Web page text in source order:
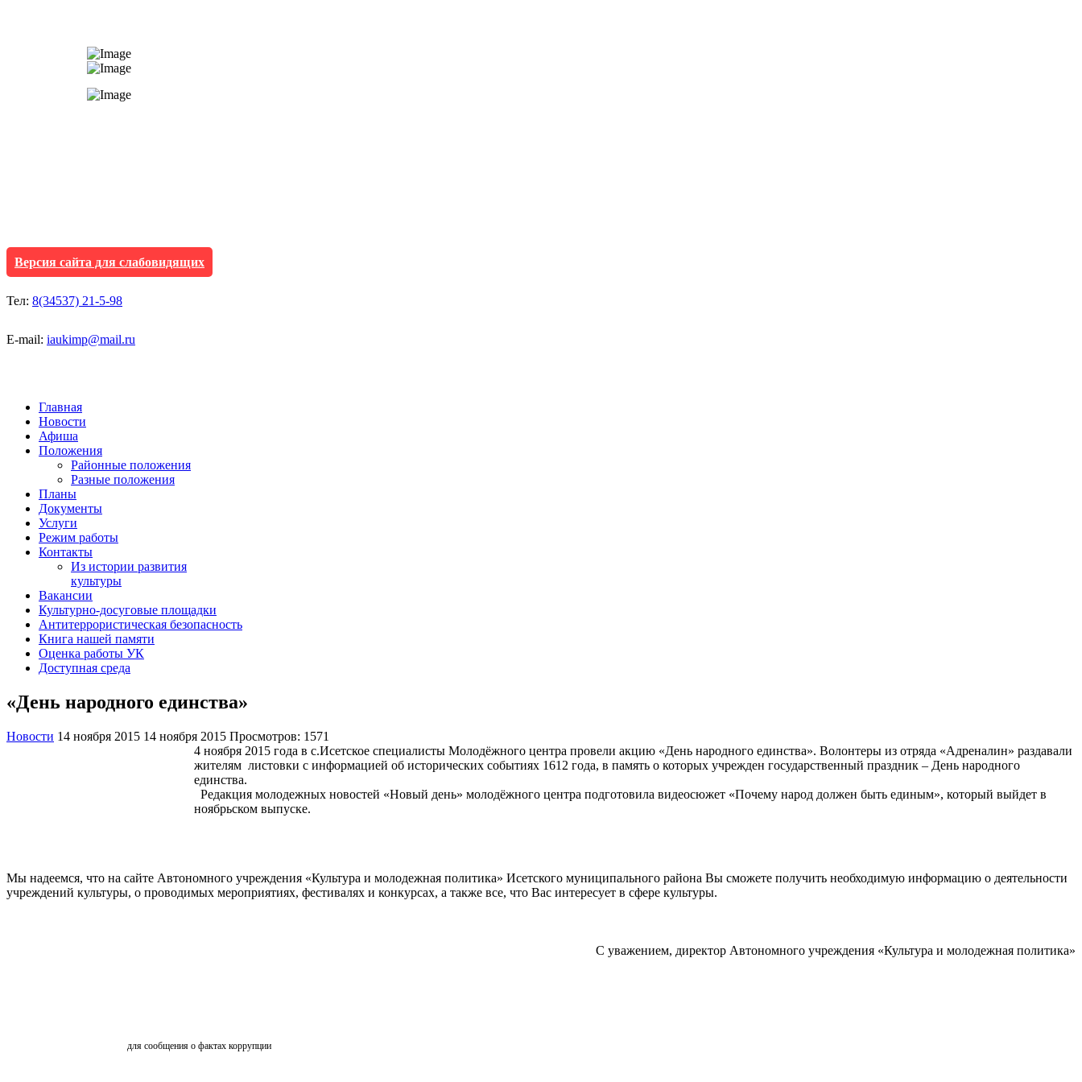
Версия сайта для слабовидящих
Тел: 8(34537) 21-5-98
E-mail: iaukimp@mail.ru
Главная
Новости
Афиша
Положения
Районные положения
Разные положения
Планы
Документы
Услуги
Режим работы
Контакты
Из истории развития
культуры
Вакансии
Культурно-досуговые площадки
Антитеррористическая безопасность
Книга нашей памяти
Оценка работы УК
Доступная среда
«День народного единства»
Новости 14 ноября 2015 14 ноября 2015 Просмотров: 1571
4 ноября 2015 года в с.Исетское специалисты Молодёжного центра провели акцию «День народного единства». Волонтеры из отряда «Адреналин» раздавали
жителям листовки с информацией об исторических событиях 1612 года, в память о которых учрежден государственный праздник – День народного
единства.
Редакция молодежных новостей «Новый день» молодёжного центра подготовила видеосюжет «Почему народ должен быть единым», который выйдет в
ноябрьском выпуске.
Мы надеемся, что на сайте Автономного учреждения «Культура и молодежная политика» Исетского муниципального района Вы сможете получить необходимую информацию о деятельности
учреждений культуры, о проводимых мероприятиях, фестивалях и конкурсах, а также все, что Вас интересует в сфере культуры.
С уважением, директор Автономного учреждения «Культура и молодежная политика»
для сообщения о фактах коррупции